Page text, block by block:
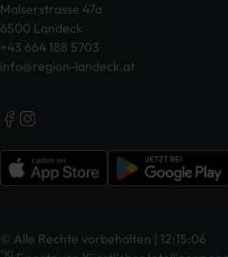
Malserstrasse 47a
6500 Landeck
+43 664 188 5703
info@region-landeck.at
© Alle Rechte vorbehalten | 12:15:06
*KI